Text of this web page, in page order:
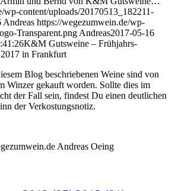
wp-content/uploads/20170513_182211-
Andreas https://wegezumwein.de/wp-
Transparent.png Andreas2017-05-16
K&M Gutsweine – Frühjahrs-
in Frankfurt
Blog beschriebenen Weine sind von
Winzer gekauft worden. Sollte dies im
der Fall sein, findest Du einen deutlichen
der Verkostungsnotiz.
Andreas Oeing